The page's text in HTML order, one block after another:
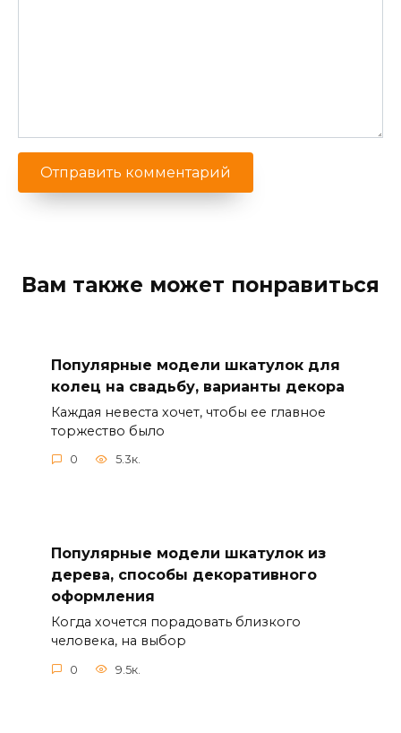
Вам также может понравиться
Популярные модели шкатулок для
колец на свадьбу, варианты декора
Каждая невеста хочет, чтобы ее главное
торжество было
0 5.3к.
Популярные модели шкатулок из
дерева, способы декоративного
оформления
Когда хочется порадовать близкого
человека, на выбор
0 9.5к.